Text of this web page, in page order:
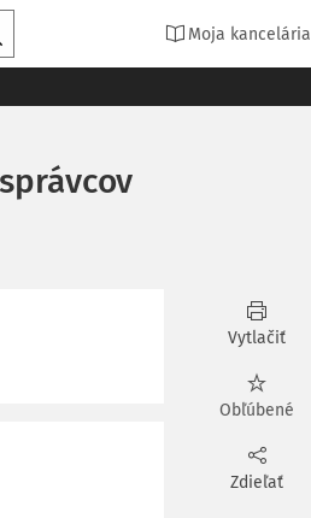
Moja kancelária
Vytlačiť
Obľúbené
Zdieľať